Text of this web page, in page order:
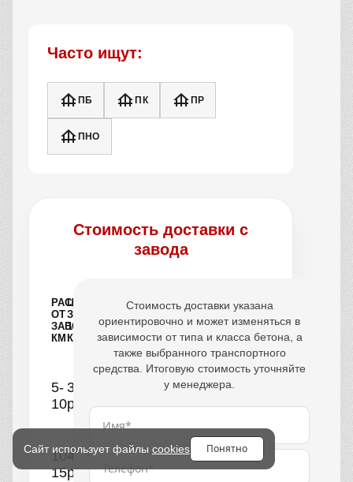
Часто ищут:
ПБ ПК ПР
ПНО
Стоимость доставки с
завода
РАССТОЯНИЕ
ОТ
ЗАВОДА,
КМ
ЦЕНА
ЗА
1
КУБ
5-
10
390
руб.
10-
15
440
руб.
Стоимость доставки указана
ориентировочно и может изменяться в
зависимости от типа и класса бетона, а
также выбранного транспортного
средства. Итоговую стоимость уточняйте
у менеджера.
Сайт использует файлы cookies Понятно